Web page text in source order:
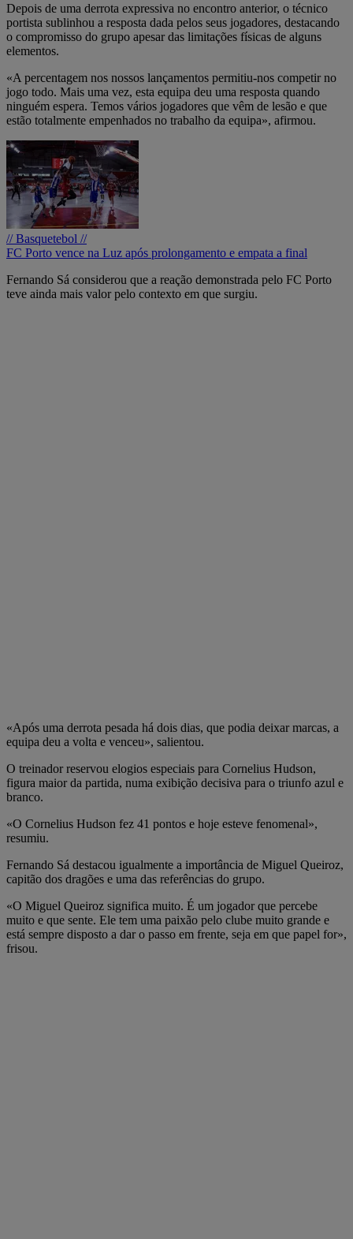
Depois de uma derrota expressiva no encontro anterior, o técnico
portista sublinhou a resposta dada pelos seus jogadores, destacando
o compromisso do grupo apesar das limitações físicas de alguns
elementos.
«A percentagem nos nossos lançamentos permitiu-nos competir no
jogo todo. Mais uma vez, esta equipa deu uma resposta quando
ninguém espera. Temos vários jogadores que vêm de lesão e que
estão totalmente empenhados no trabalho da equipa», afirmou.
// Basquetebol //
FC Porto vence na Luz após prolongamento e empata a final
Fernando Sá considerou que a reação demonstrada pelo FC Porto
teve ainda mais valor pelo contexto em que surgiu.
«Após uma derrota pesada há dois dias, que podia deixar marcas, a
equipa deu a volta e venceu», salientou.
O treinador reservou elogios especiais para Cornelius Hudson,
figura maior da partida, numa exibição decisiva para o triunfo azul e
branco.
«O Cornelius Hudson fez 41 pontos e hoje esteve fenomenal»,
resumiu.
Fernando Sá destacou igualmente a importância de Miguel Queiroz,
capitão dos dragões e uma das referências do grupo.
«O Miguel Queiroz significa muito. É um jogador que percebe
muito e que sente. Ele tem uma paixão pelo clube muito grande e
está sempre disposto a dar o passo em frente, seja em que papel for»,
frisou.